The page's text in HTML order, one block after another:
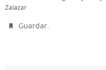
Zalazar
Guardar.